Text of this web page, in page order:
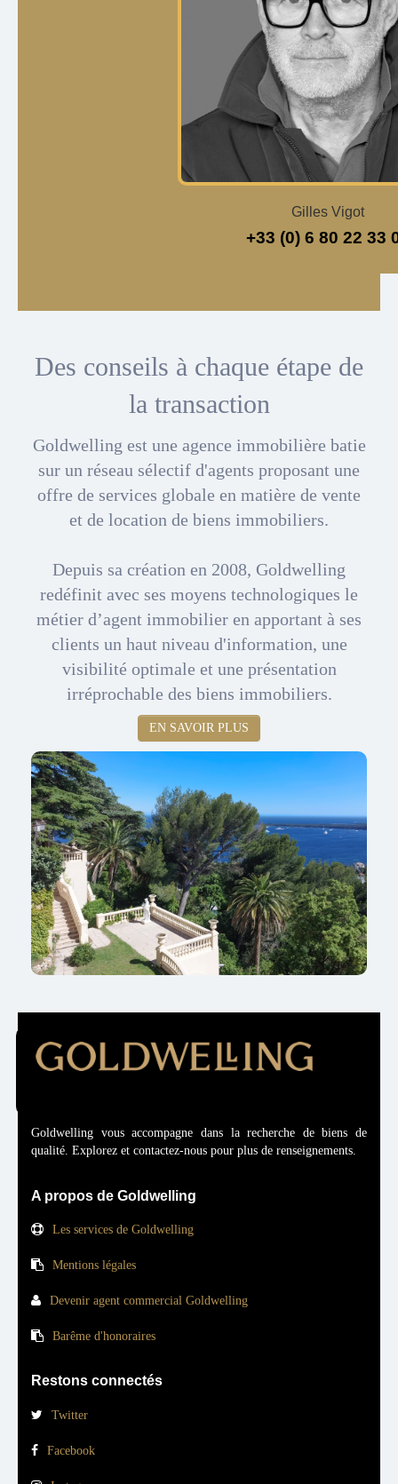
Gilles Vigot
+33 (0) 6 80 22 33
Des conseils à chaque étape de
la transaction
Goldwelling est une agence immobilière batie
sur un réseau sélectif d'agents proposant une
offre de services globale en matière de vente
et de location de biens immobiliers.
Depuis sa création en 2008, Goldwelling
redéfinit avec ses moyens technologiques le
métier d’agent immobilier en apportant à ses
clients un haut niveau d'information, une
visibilité optimale et une présentation
irréprochable des biens immobiliers.
EN SAVOIR PLUS
Goldwelling vous accompagne dans la recherche de biens de
qualité. Explorez et contactez-nous pour plus de renseignements.
A propos de Goldwelling
Les services de Goldwelling
Mentions légales
Devenir agent commercial Goldwelling
Barême d'honoraires
Restons connectés
Twitter
Facebook